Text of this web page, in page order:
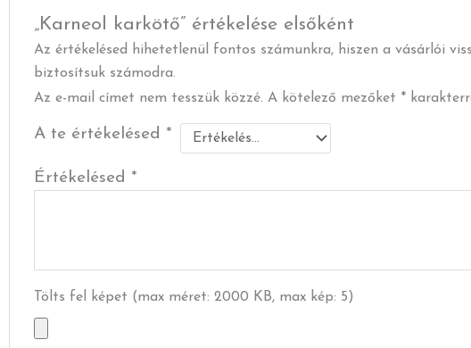
„Karneol karkötő” értékelése elsőként
Az értékelésed hihetetlenül fontos számunkra, hiszen a vásárlói
biztosítsuk számodra.
Az e-mail címet nem tesszük közzé. A kötelező mezőket *
A te értékelésed *
Értékelésed *
Tölts fel képet (max méret: 2000 KB, max kép: 5)